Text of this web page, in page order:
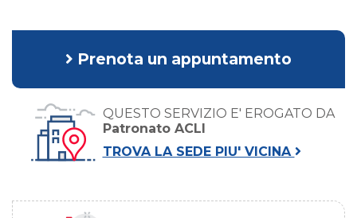
Prenota un appuntamento
QUESTO SERVIZIO E' EROGATO DA
Patronato ACLI
TROVA LA SEDE PIU' VICINA